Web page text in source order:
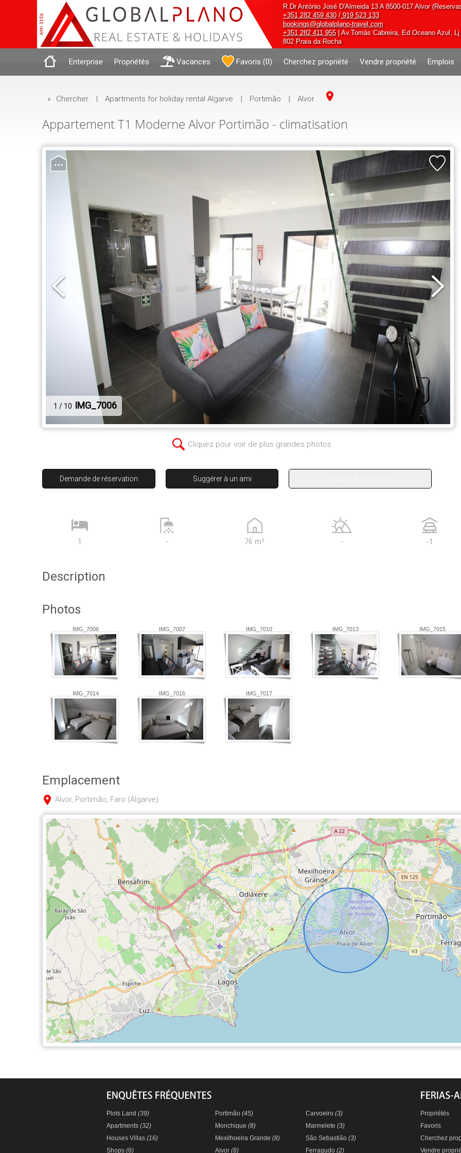
R.Dr António José D'Almeida 13 A 8500-017 Alvor
+351 282 459 430/919 523 133
bookings@globalplano-travel.com
+351 282 411 955| Av.Tomás Cabreira, Ed.Oceano Azul, Lj
802 Praia da Rocha
Enterprise Propriétés Vacances Favoris (0) Cherchez propriété Vendre propriété Emplois
« Chercher | Apartments for holiday rental Algarve | Portimão | Alvor
Appartement T1 Moderne Alvor Portimão - climatisation
1 / 10 IMG_7006
Cliquez pour voir de plus grandes photos
Demande de réservation Suggérer à un ami
1 - 76 m² - -1
Description
Photos
IMG_7006 IMG_7007 IMG_7010 IMG_7013 IMG_7015
IMG_7014 IMG_7016 IMG_7017
Emplacement
Alvor, Portimão, Faro (Algarve)
Plots Land (39)
Apartments (32)
Houses Villas (16)
Shops (6)
Portimão (45)
Monchique (8)
Mexilhoeira Grande (8)
Alvor (8)
Carvoeiro (3)
Marmelete (3)
São Sebastião (3)
Ferragudo (2)
Propriétés
Favoris
Cherchez
Vendre